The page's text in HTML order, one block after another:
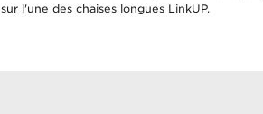
sur l'une des chaises longues LinkUP.